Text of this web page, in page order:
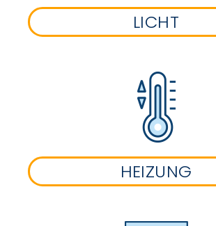
LICHT
HEIZUNG